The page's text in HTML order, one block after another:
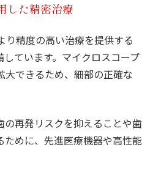
した精密治療
り精度の高い治療を提供する
ています。マイクロスコープ
大できるため、細部の正確な
再発リスクを抑えることや歯
めに、先進医療機器や高性能